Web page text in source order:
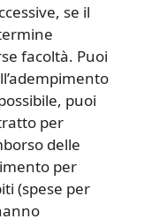
se il
facoltà. Puoi
puoi
per
delle
per
(spese per